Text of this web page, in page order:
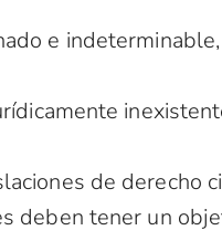
e
de derecho
deben tener un